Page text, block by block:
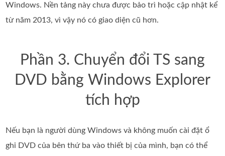
Windows. Nền tảng này chưa được bảo trì hoặc cập nhật kể
từ năm 2013, vì vậy nó có giao diện cũ hơn.
Phần 3. Chuyển đổi TS sang
DVD bằng Windows Explorer
tích hợp
Nếu bạn là người dùng Windows và không muốn cài đặt ổ
ghi DVD của bên thứ ba vào thiết bị của mình, bạn có thể